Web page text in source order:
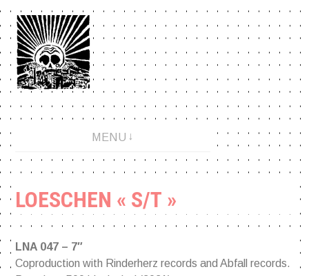
Aller
au
contenu
An anarchopunk label since 2001.
MENU
LOESCHEN « S/T »
LNA 047 – 7″
Coproduction with Rinderherz records and Abfall records.